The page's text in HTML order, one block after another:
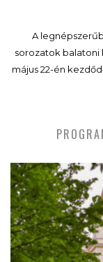
A
sorozatok balatoni
május 22-én